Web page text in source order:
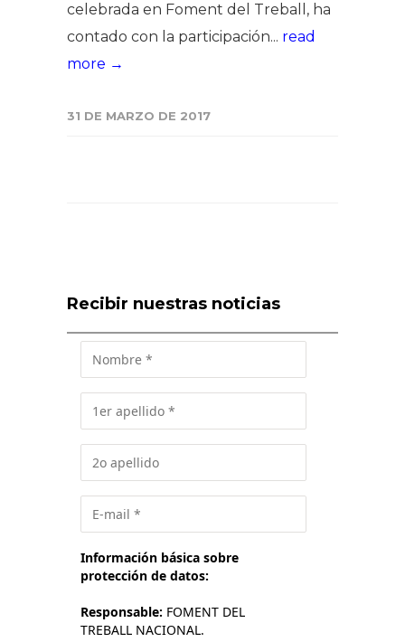
celebrada en Foment del Treball, ha
contado con la participación... read
more →
31 DE MARZO DE 2017
Recibir nuestras noticias
Información básica sobre
protección de datos:
Responsable: FOMENT DEL
TREBALL NACIONAL.